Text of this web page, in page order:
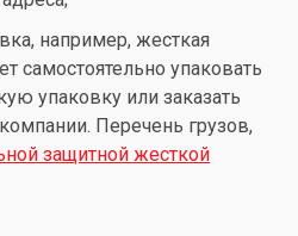
например, жесткая
самостоятельно упаковать
упаковку или заказать
Перечень грузов,
защитной жесткой